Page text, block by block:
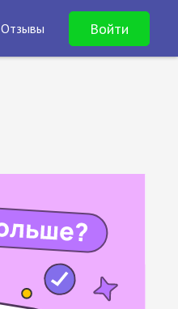
Отзывы Войти